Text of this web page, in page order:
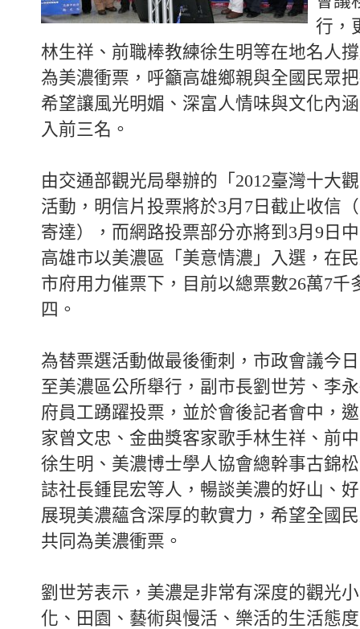
行，
林生祥、前職棒教練徐生明等在地名人
為美濃衝票，呼籲高雄鄉親與全國民眾
希望讓風光明媚、深富人情味與文化內
入前三名。
由交通部觀光局舉辦的「2012臺灣十大
活動，明信片投票將於3月7日截止收信
寄達），而網路投票部分亦將到3月9日
高雄市以美濃區「美意情濃」入選，在
市府用力催票下，目前以總票數26萬7千
四。
為替票選活動做最後衝刺，市政會議今
至美濃區公所舉行，副市長劉世芳、李
府員工踴躍投票，並於會後記者會中，
家曾文忠、金曲獎客家歌手林生祥、前
徐生明、美濃博士學人協會總幹事古錦
誌社長鍾昆宏等人，暢談美濃的好山、
展現美濃蘊含深厚的軟實力，希望全國
共同為美濃衝票。
劉世芳表示，美濃是非常有深度的觀光
化、田園、藝術與慢活、樂活的生活態